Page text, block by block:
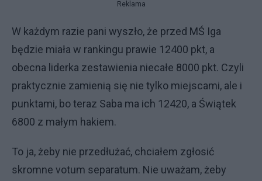
Reklama
W każdym razie pani wyszło, że przed MŚ Iga
będzie miała w rankingu prawie 12400 pkt, a
obecna liderka zestawienia niecałe 8000 pkt. Czyli
praktycznie zamienią się nie tylko miejscami, ale i
punktami, bo teraz Saba ma ich 12420, a Świątek
6800 z małym hakiem.
To ja, żeby nie przedłużać, chciałem zgłosić
skromne votum separatum. Nie uważam, żeby